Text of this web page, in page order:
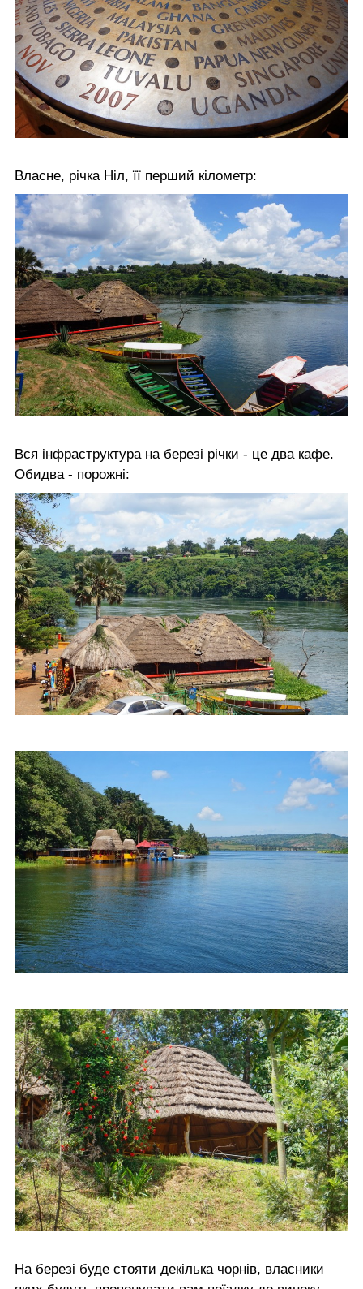
Власне, річка Ніл, її перший кілометр:
Вся інфраструктура на березі річки - це два кафе.
Обидва - порожні:
На березі буде стояти декілька чорнів, власники